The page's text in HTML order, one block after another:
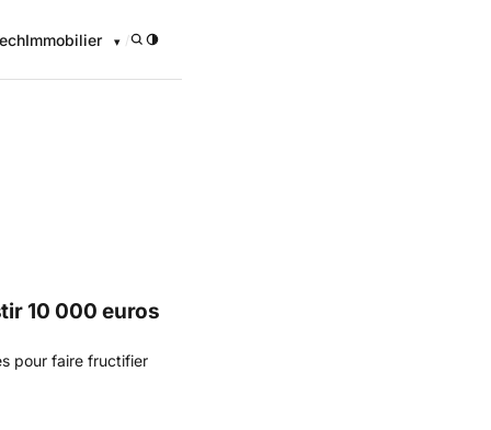
Immobilier /
10 000 euros
pour faire fructifier